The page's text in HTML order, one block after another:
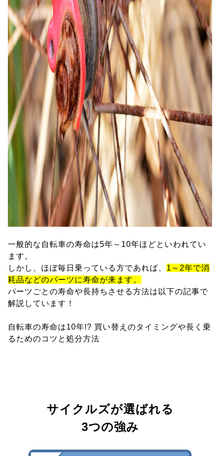
一般的な自転車の寿命は5年～10年ほどといわれてい
ます。
しかし、ほぼ毎日乗っている方であれば、 1～2年で消
耗品などのパーツに寿命が来ます。
パーツごとの寿命や長持ちさせる方法は以下の記事で
解説しています！
自転車の寿命は10年!? 買い替えのタイミングや長く乗
るためのコツと処分方法
サイクルズが選ばれる
3つの強み